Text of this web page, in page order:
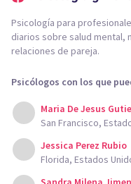
Psicología para
diarios sobre salud mental,
relaciones de pareja.
Psicólogos con los que
Maria De Jesus
San Francisco,
Jessica Perez Rubio
Florida, Estados